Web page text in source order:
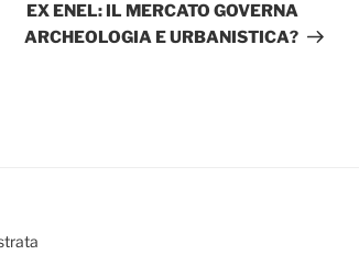
EX ENEL: IL MERCATO GOVERNA
ARCHEOLOGIA E URBANISTICA?